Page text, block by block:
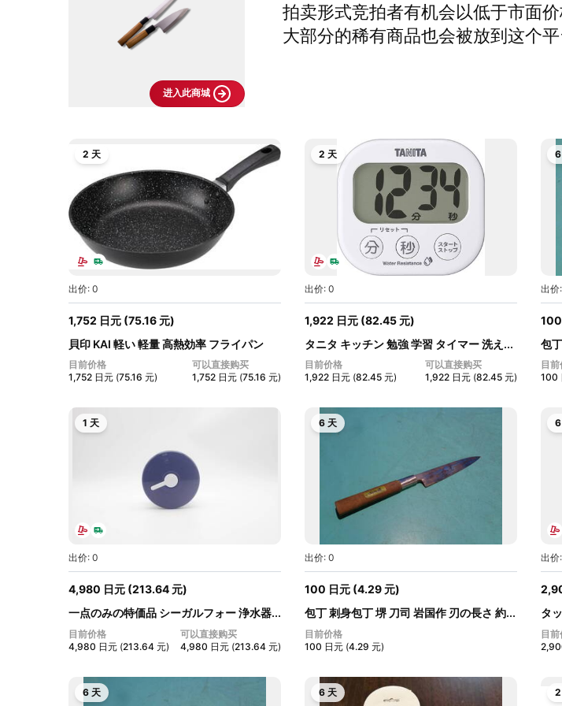
进入此商城
拍卖形式竞拍者有机会以低于市面价
大部分的稀有商品也会被放到这个平
2 天
出价: 0
1,752 日元 (75.16 元)
貝印 KAI 軽い 軽量 高熱効率 フライパン
2...
目前价格
1,752 日元 (75.16 元)
可以直接购买
1,752 日元 (75.16 元)
2 天
出价: 0
1,922 日元 (82.45 元)
タニタ キッチン 勉強 学習 タイマー 洗え...
目前价格
1,922 日元 (82.45 元)
可以直接购买
1,922 日元 (82.45 元)
出价
100
包
目
100
1 天
出价: 0
4,980 日元 (213.64 元)
一点のみの特価品 シーガルフォー 浄水器...
目前价格
4,980 日元 (213.64 元)
可以直接购买
4,980 日元 (213.64 元)
6 天
出价: 0
100 日元 (4.29 元)
包丁 刺身包丁 堺 刀司 岩国作 刃の長さ 約...
目前价格
100 日元 (4.29 元)
出价
タ
力...
目
6 天 6 天